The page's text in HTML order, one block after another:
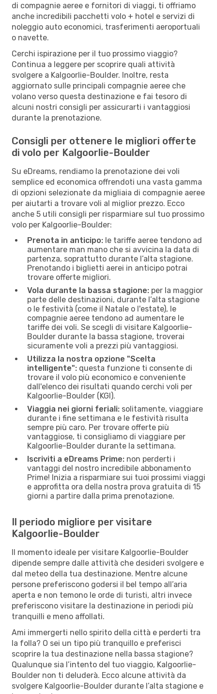
di compagnie aeree e fornitori di viaggi, ti offriamo
anche incredibili pacchetti volo + hotel e servizi di
noleggio auto economici, trasferimenti aeroportuali
o navette.
Cerchi ispirazione per il tuo prossimo viaggio?
Continua a leggere per scoprire quali attività
svolgere a Kalgoorlie-Boulder. Inoltre, resta
aggiornato sulle principali compagnie aeree che
volano verso questa destinazione e fai tesoro di
alcuni nostri consigli per assicurarti i vantaggiosi
durante la prenotazione.
Consigli per ottenere le migliori offerte
di volo per Kalgoorlie-Boulder
Su eDreams, rendiamo la prenotazione dei voli
semplice ed economica offrendoti una vasta gamma
di opzioni selezionate da migliaia di compagnie aeree
per aiutarti a trovare voli al miglior prezzo. Ecco
anche 5 utili consigli per risparmiare sul tuo prossimo
volo per Kalgoorlie-Boulder:
Prenota in anticipo: le tariffe aeree tendono ad
aumentare man mano che si avvicina la data di
partenza, soprattutto durante l’alta stagione.
Prenotando i biglietti aerei in anticipo potrai
trovare offerte migliori.
Vola durante la bassa stagione: per la maggior
parte delle destinazioni, durante l’alta stagione
o le festività (come il Natale o l'estate), le
compagnie aeree tendono ad aumentare le
tariffe dei voli. Se scegli di visitare Kalgoorlie-
Boulder durante la bassa stagione, troverai
sicuramente voli a prezzi più vantaggiosi.
Utilizza la nostra opzione "Scelta
intelligente": questa funzione ti consente di
trovare il volo più economico e conveniente
dall'elenco dei risultati quando cerchi voli per
Kalgoorlie-Boulder (KGI).
Viaggia nei giorni feriali: solitamente, viaggiare
durante i fine settimana e le festività risulta
sempre più caro. Per trovare offerte più
vantaggiose, ti consigliamo di viaggiare per
Kalgoorlie-Boulder durante la settimana.
Iscriviti a eDreams Prime: non perderti i
vantaggi del nostro incredibile abbonamento
Prime! Inizia a risparmiare sui tuoi prossimi viaggi
e approfitta ora della nostra prova gratuita di 15
giorni a partire dalla prima prenotazione.
Il periodo migliore per visitare
Kalgoorlie-Boulder
Il momento ideale per visitare Kalgoorlie-Boulder
dipende sempre dalle attività che desideri svolgere e
dal meteo della tua destinazione. Mentre alcune
persone preferiscono godersi il bel tempo all’aria
aperta e non temono le orde di turisti, altri invece
preferiscono visitare la destinazione in periodi più
tranquilli e meno affollati.
Ami immergerti nello spirito della città e perderti tra
la folla? O sei un tipo più tranquillo e preferisci
scoprire la tua destinazione nella bassa stagione?
Qualunque sia l’intento del tuo viaggio, Kalgoorlie-
Boulder non ti deluderà. Ecco alcune attività da
svolgere Kalgoorlie-Boulder durante l’alta stagione e